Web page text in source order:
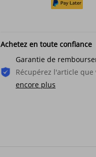
Achetez en toute confiance
Garantie de
Récupérez l'article que
encore plus